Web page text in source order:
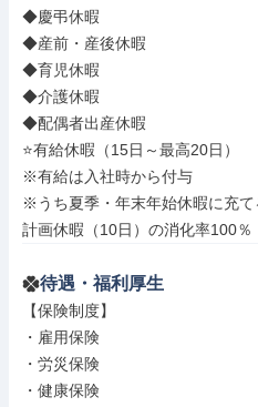
◆慶弔休暇
◆産前・産後休暇
◆育児休暇
◆介護休暇
◆配偶者出産休暇
⭐有給休暇（15日～最高20日）
※有給は入社時から付与
※うち夏季・年末年始休暇に充て
計画休暇（10日）の消化率100％
待遇・福利厚生
【保険制度】
・雇用保険
・労災保険
・健康保険